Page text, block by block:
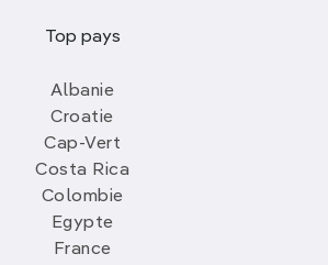
Top pays
Albanie
Croatie
Cap-Vert
Costa Rica
Colombie
Egypte
France